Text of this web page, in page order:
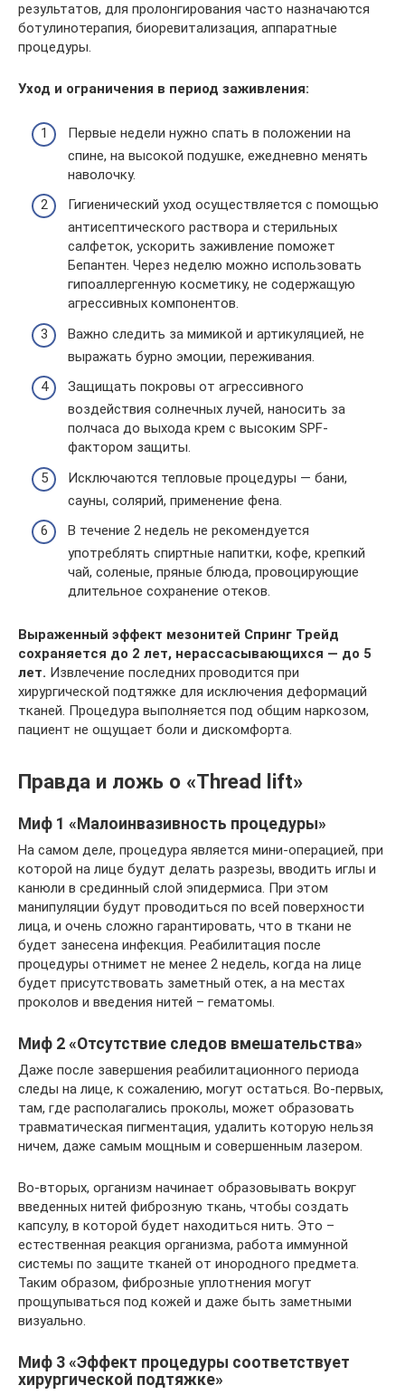
результатов, для пролонгирования часто назначаются
ботулинотерапия, биоревитализация, аппаратные
процедуры.
Уход и ограничения в период заживления:
Первые недели нужно спать в положении на
спине, на высокой подушке, ежедневно менять
наволочку.
Гигиенический уход осуществляется с помощью
антисептического раствора и стерильных
салфеток, ускорить заживление поможет
Бепантен. Через неделю можно использовать
гипоаллергенную косметику, не содержащую
агрессивных компонентов.
Важно следить за мимикой и артикуляцией, не
выражать бурно эмоции, переживания.
Защищать покровы от агрессивного
воздействия солнечных лучей, наносить за
полчаса до выхода крем с высоким SPF-
фактором защиты.
Исключаются тепловые процедуры — бани,
сауны, солярий, применение фена.
В течение 2 недель не рекомендуется
употреблять спиртные напитки, кофе, крепкий
чай, соленые, пряные блюда, провоцирующие
длительное сохранение отеков.
Выраженный эффект мезонитей Спринг Трейд
сохраняется до 2 лет, нерассасывающихся — до 5
лет. Извлечение последних проводится при
хирургической подтяжке для исключения деформаций
тканей. Процедура выполняется под общим наркозом,
пациент не ощущает боли и дискомфорта.
Правда и ложь о «Thread lift»
Миф 1 «Малоинвазивность процедуры»
На самом деле, процедура является мини-операцией, при
которой на лице будут делать разрезы, вводить иглы и
канюли в срединный слой эпидермиса. При этом
манипуляции будут проводиться по всей поверхности
лица, и очень сложно гарантировать, что в ткани не
будет занесена инфекция. Реабилитация после
процедуры отнимет не менее 2 недель, когда на лице
будет присутствовать заметный отек, а на местах
проколов и введения нитей – гематомы.
Миф 2 «Отсутствие следов вмешательства»
Даже после завершения реабилитационного периода
следы на лице, к сожалению, могут остаться. Во-первых,
там, где располагались проколы, может образовать
травматическая пигментация, удалить которую нельзя
ничем, даже самым мощным и совершенным лазером.
Во-вторых, организм начинает образовывать вокруг
введенных нитей фиброзную ткань, чтобы создать
капсулу, в которой будет находиться нить. Это –
естественная реакция организма, работа иммунной
системы по защите тканей от инородного предмета.
Таким образом, фиброзные уплотнения могут
прощупываться под кожей и даже быть заметными
визуально.
Миф 3 «Эффект процедуры соответствует
хирургической подтяжке»